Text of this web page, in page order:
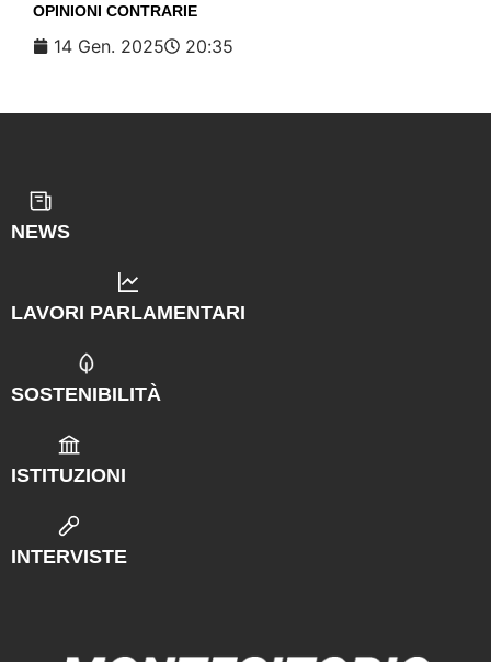
OPINIONI CONTRARIE
14 Gen. 2025 20:35
NEWS
LAVORI PARLAMENTARI
SOSTENIBILITÀ
ISTITUZIONI
INTERVISTE